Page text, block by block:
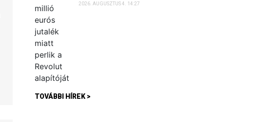
2026. AUGUSZTUS 4. 14:27
TOVÁBBI HÍREK >